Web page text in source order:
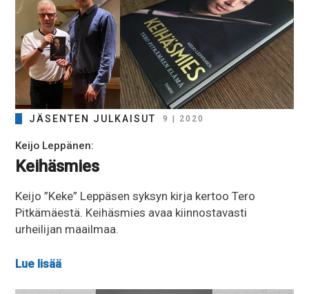
JÄSENTEN JULKAISUT 9 | 2020
Keijo Leppänen:
Keihäsmies
Keijo ”Keke” Leppäsen syksyn kirja kertoo Tero
Pitkämäestä. Keihäsmies avaa kiinnostavasti
urheilijan maailmaa.
Lue lisää